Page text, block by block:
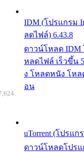
IDM (โปรแกรม
ลดไฟล์) 6.43.8
ดาวน์โหลด IDM
หลดไฟล์ เร็วขึ้น
ง โหลดหนัง โหล
อน
uTorrent (โปรแ
ดาวน์โหลดโปรแ